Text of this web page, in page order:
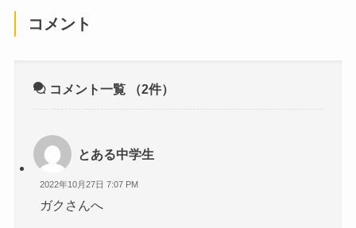
コメント
コメント一覧 （2件）
とある中学生
2022年10月27日 7:07 PM
ガクさんへ